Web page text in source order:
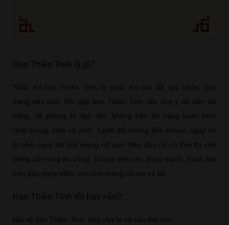
Nhắc tới hạn Thiên tinh là nhắc tới vấn đề sức khỏe, tình
trạng tiêu hóa. Khi gặp hạn Thiên Tinh cần chú ý tới việc ăn
uống, đề phòng bị ngộ độc, không nên ăn hàng quán kém
chất lượng, kém vệ sinh. Tuyệt đối không tắm khuya, nguy cơ
bị cảm nguy tới tính mạng rất cao. Nếu phụ nữ có thai thì cần
kiêng cữ trong ăn uống, không nên vận động mạnh, tránh leo
trèo gây nguy hiểm cho tính mạng cả mẹ và bé.
Nói về hạn Thiên Tinh, ông cha ta có câu thơ sau: